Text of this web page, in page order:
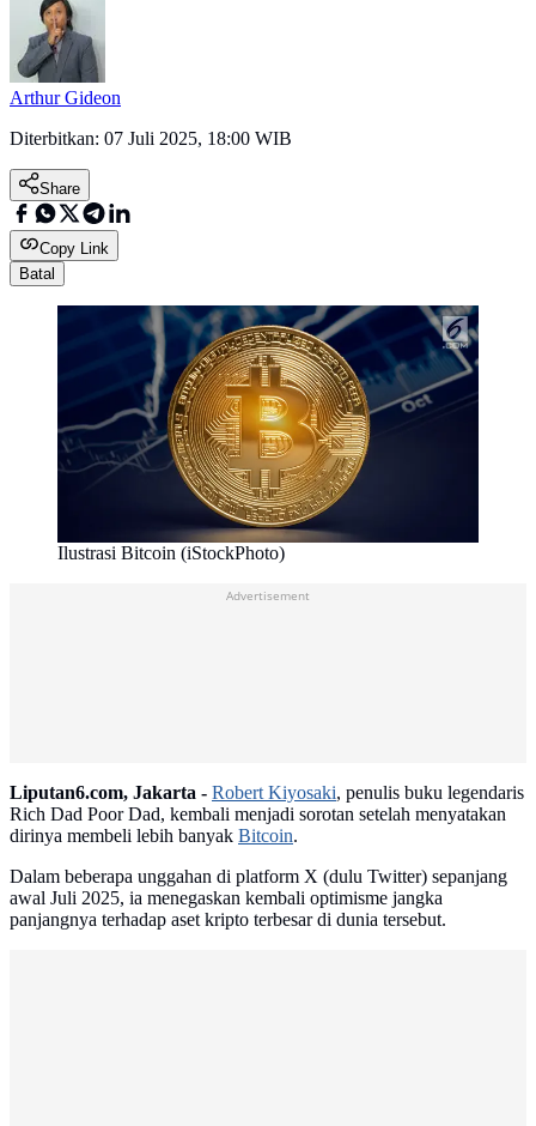
Arthur Gideon
Diterbitkan: 07 Juli 2025, 18:00 WIB
Share
Copy Link
Batal
Ilustrasi Bitcoin (iStockPhoto)
Advertisement
Liputan6.com, Jakarta - Robert Kiyosaki, penulis buku legendaris
Rich Dad Poor Dad, kembali menjadi sorotan setelah menyatakan
dirinya membeli lebih banyak Bitcoin.
Dalam beberapa unggahan di platform X (dulu Twitter) sepanjang
awal Juli 2025, ia menegaskan kembali optimisme jangka
panjangnya terhadap aset kripto terbesar di dunia tersebut.